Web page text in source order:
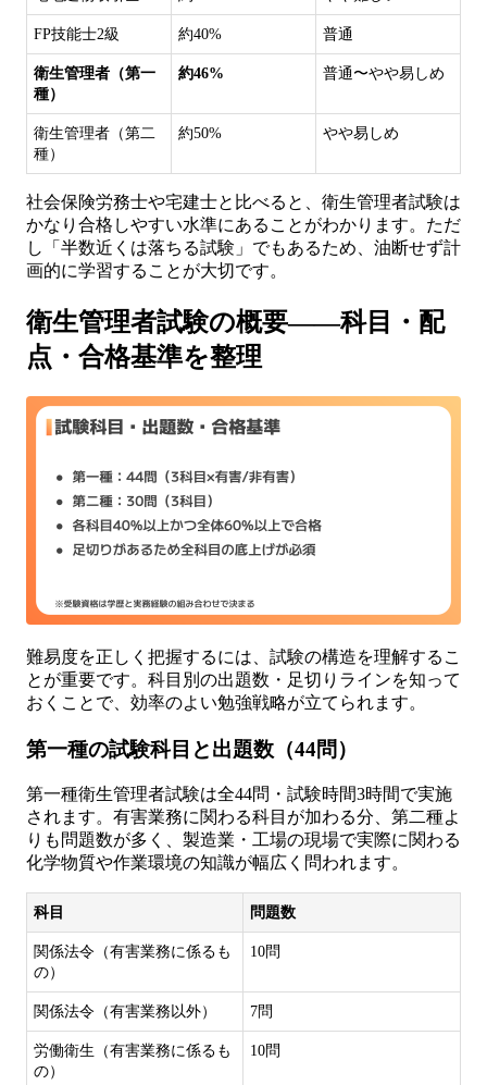
FP技能士2級 約40% 普通
衛生管理者（第一
種）
約46% 普通〜やや易しめ
衛生管理者（第二
種）
約50% やや易しめ
社会保険労務士や宅建士と比べると、衛生管理者試験は
かなり合格しやすい水準にあることがわかります。ただ
し「半数近くは落ちる試験」でもあるため、油断せず計
画的に学習することが大切です。
衛生管理者試験の概要——科目・配
点・合格基準を整理
難易度を正しく把握するには、試験の構造を理解するこ
とが重要です。科目別の出題数・足切りラインを知って
おくことで、効率のよい勉強戦略が立てられます。
第一種の試験科目と出題数（44問）
第一種衛生管理者試験は全44問・試験時間3時間で実施
されます。有害業務に関わる科目が加わる分、第二種よ
りも問題数が多く、製造業・工場の現場で実際に関わる
化学物質や作業環境の知識が幅広く問われます。
科目 問題数
関係法令（有害業務に係るも
の）
10問
関係法令（有害業務以外） 7問
労働衛生（有害業務に係るも
の）
10問